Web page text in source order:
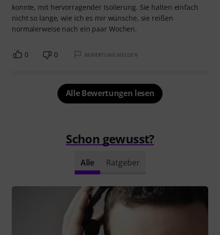
konnte, mit hervorragender Isolierung. Sie halten einfach
nicht so lange, wie ich es mir wünsche, sie reißen
normalerweise nach ein paar Wochen.
0 0 BEWERTUNG MELDEN
Alle Bewertungen lesen
Schon gewusst?
Alle Ratgeber